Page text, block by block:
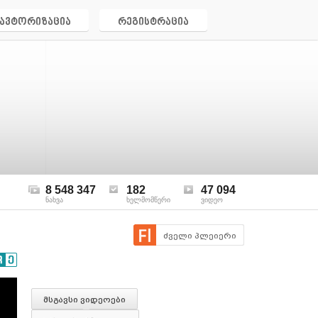
ავტორიზაცია რეგისტრაცია
8 548 347
ნახვა
182
ხელმომწერი
47 094
ვიდეო
ძველი პლეიერი
მსგავსი ვიდეოები